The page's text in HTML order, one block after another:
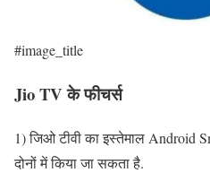
#image_title
Jio TV के फीचर्स
1) जिओ टीवी का इस्तेमाल Android
दोनों में किया जा सकता है.